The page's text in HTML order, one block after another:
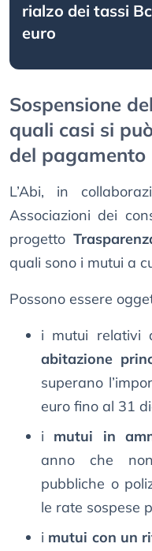
rialzo dei tassi
euro
Sospensione
quali casi si
del pagamento
L’Abi, in
Associazioni dei
progetto
quali sono i mutui a
Possono essere
i mutui relativi
abitazione
superano
euro fino al 31
i mutui in
anno che
pubbliche o
le rate sospese
i mutui con un